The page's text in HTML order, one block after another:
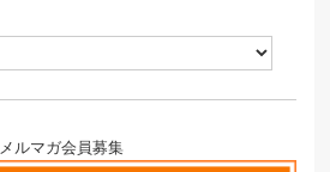
メルマガ会員募集